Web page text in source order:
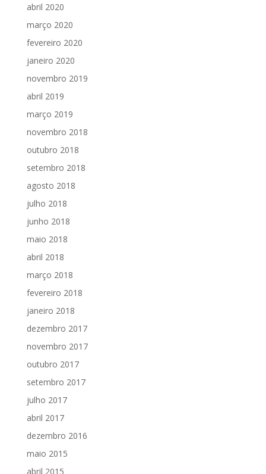
abril 2020
março 2020
fevereiro 2020
janeiro 2020
novembro 2019
abril 2019
março 2019
novembro 2018
outubro 2018
setembro 2018
agosto 2018
julho 2018
junho 2018
maio 2018
abril 2018
março 2018
fevereiro 2018
janeiro 2018
dezembro 2017
novembro 2017
outubro 2017
setembro 2017
julho 2017
abril 2017
dezembro 2016
maio 2015
abril 2015